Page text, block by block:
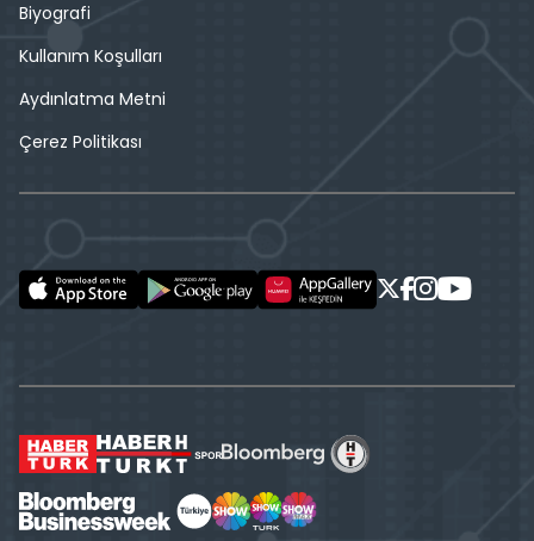
Biyografi
Kullanım Koşulları
Aydınlatma Metni
Çerez Politikası